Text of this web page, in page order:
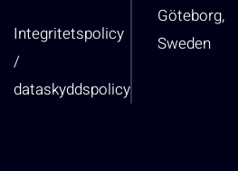
Integritetspolicy
/
dataskyddspolicy
Göteborg,
Sweden